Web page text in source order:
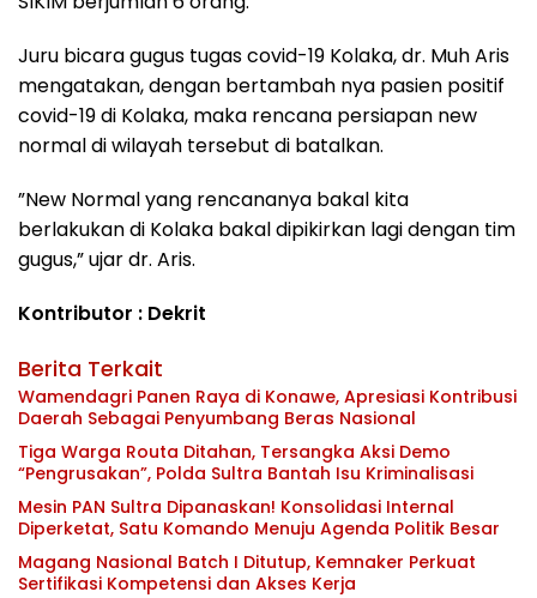
Juru bicara gugus tugas covid-19 Kolaka, dr. Muh Aris
mengatakan, dengan bertambah nya pasien positif
covid-19 di Kolaka, maka rencana persiapan new
normal di wilayah tersebut di batalkan.
”New Normal yang rencananya bakal kita
berlakukan di Kolaka bakal dipikirkan lagi dengan tim
gugus,” ujar dr. Aris.
Kontributor : Dekrit
Berita Terkait
Wamendagri Panen Raya di Konawe, Apresiasi Kontribusi
Daerah Sebagai Penyumbang Beras Nasional
Tiga Warga Routa Ditahan, Tersangka Aksi Demo
“Pengrusakan”, Polda Sultra Bantah Isu Kriminalisasi
Mesin PAN Sultra Dipanaskan! Konsolidasi Internal
Diperketat, Satu Komando Menuju Agenda Politik Besar
Magang Nasional Batch I Ditutup, Kemnaker Perkuat
Sertifikasi Kompetensi dan Akses Kerja